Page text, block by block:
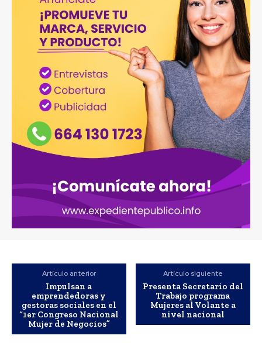
Artículo anterior
Impulsan a
emprendedoras y
gestoras sociales en el
“1er Congreso Nacional
Mujer de Negocios”
Artículo siguiente
Presenta Secretario del
Trabajo programa
Mujeres al Volante a
nivel nacional